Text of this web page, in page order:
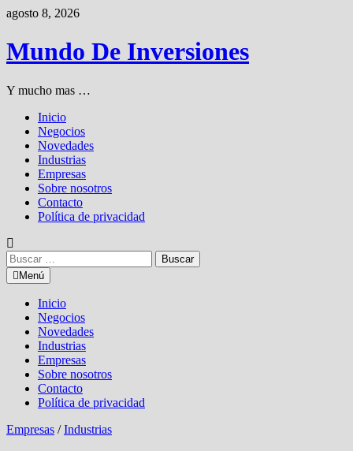
Saltar
contenido
agosto 8, 2026
Mundo De Inversiones
Y mucho mas …
Inicio
Negocios
Novedades
Industrias
Empresas
Sobre nosotros
Contacto
Política de privacidad
Buscar:
Menú
Inicio
Negocios
Novedades
Industrias
Empresas
Sobre nosotros
Contacto
Política de privacidad
Empresas /Industrias